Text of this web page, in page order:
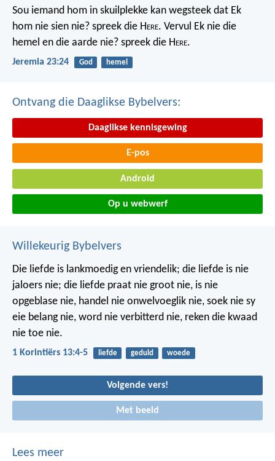
Sou iemand hom in skuilplekke kan wegsteek dat Ek
hom nie sien nie? spreek die Here. Vervul Ek nie die
hemel en die aarde nie? spreek die Here.
Jeremia 23:24 God hemel
Ontvang die Daaglikse Bybelvers:
Daaglikse kennisgewing
E-pos
Android
Op u webwerf
Willekeurig Bybelvers
Die liefde is lankmoedig en vriendelik; die liefde is nie
jaloers nie; die liefde praat nie groot nie, is nie
opgeblase nie, handel nie onwelvoeglik nie, soek nie sy
eie belang nie, word nie verbitterd nie, reken die kwaad
nie toe nie.
1 Korintiërs 13:4-5 liefde geduld woede
Volgende vers!
Met beeld
Lees meer